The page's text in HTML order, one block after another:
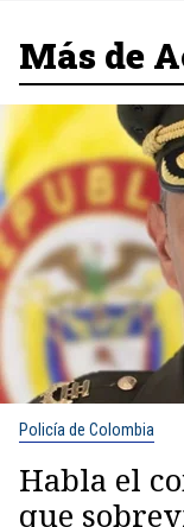
Más de
Policía de Colombia
Habla el
que